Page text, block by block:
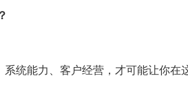
统能力、客户经营，才可能让你在